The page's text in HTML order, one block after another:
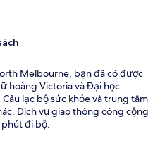
Melbourne, bạn đã có được
hoàng Victoria và Đại học
lạc bộ sức khỏe và trung tâm
Dịch vụ giao thông công cộng
phút đi bộ.